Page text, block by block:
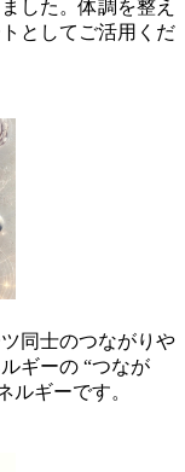
した。体調を整え
としてご活用くだ
同士のつながりや
ギーの “つなが
ルギーです。